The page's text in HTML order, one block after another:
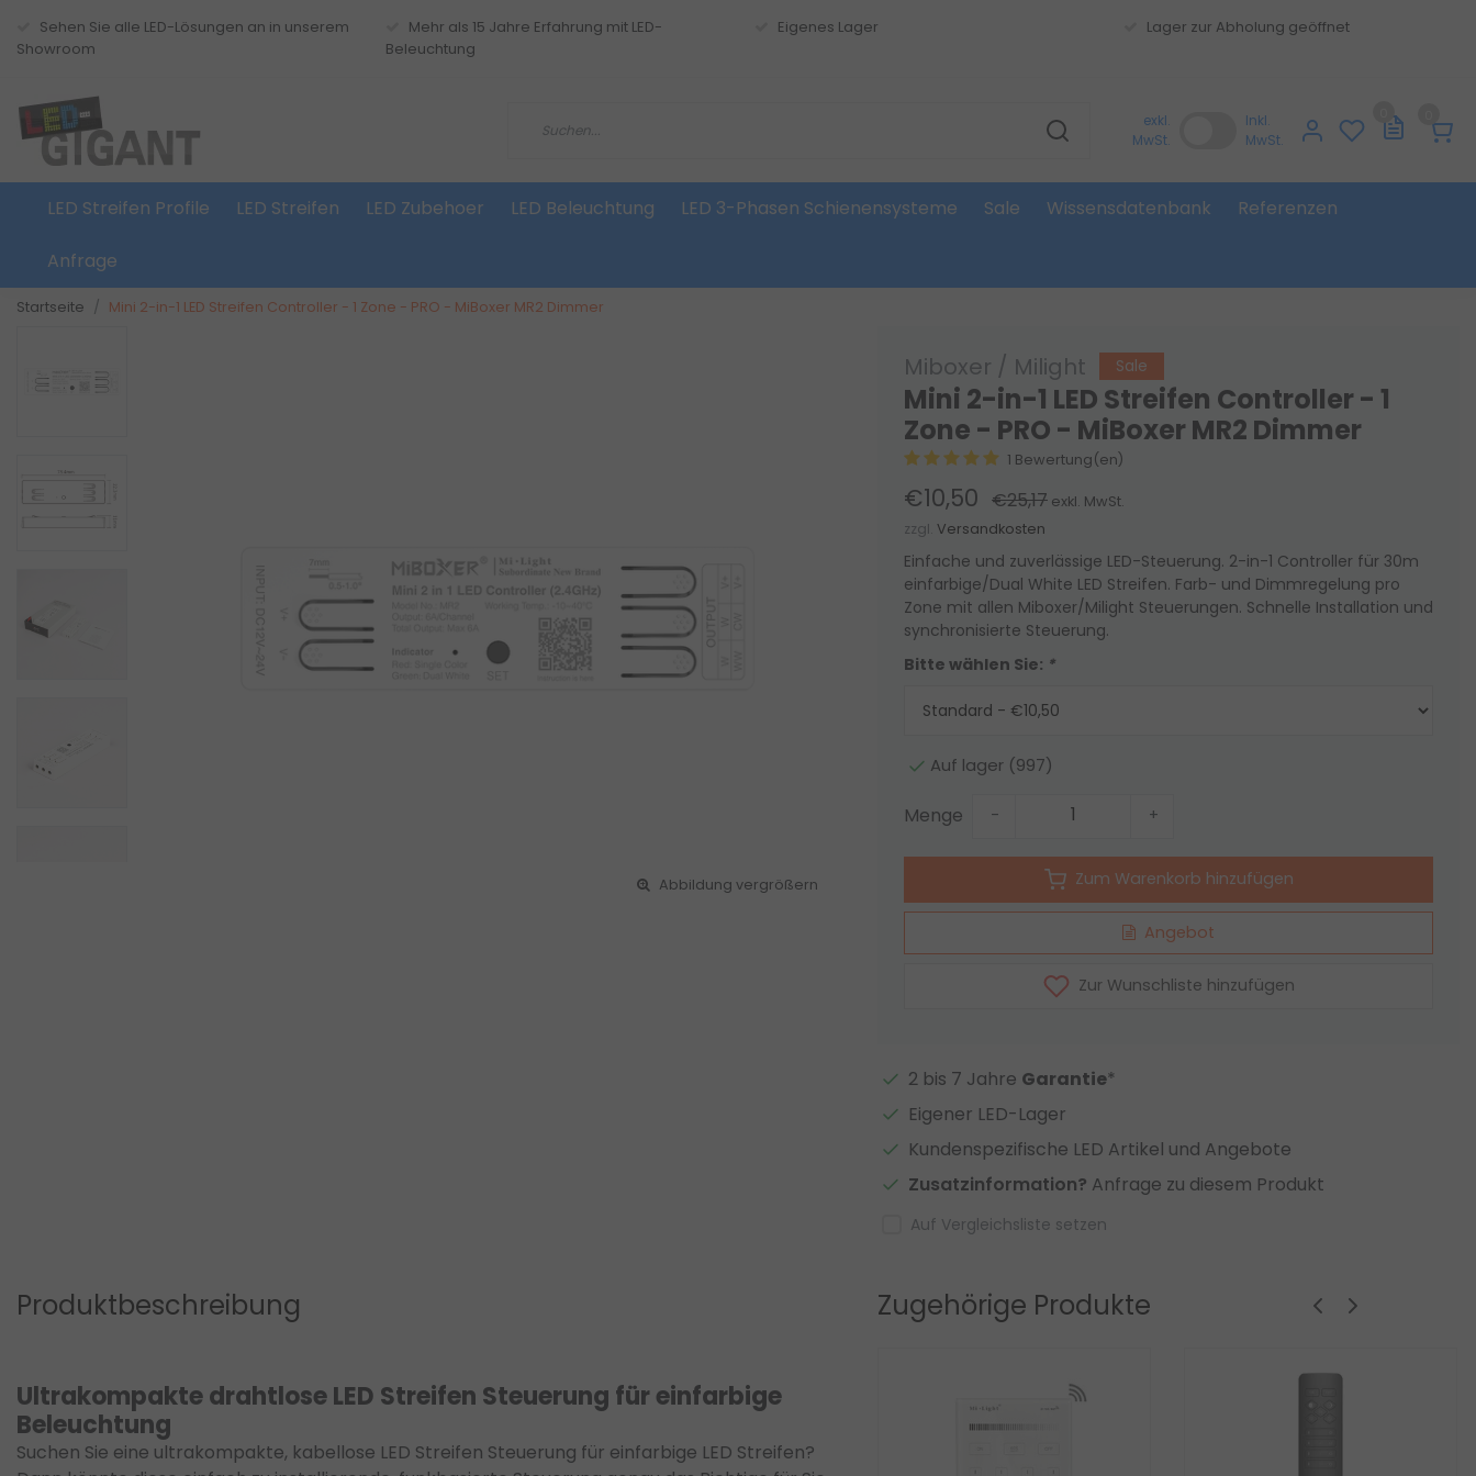
Sehen Sie alle LED-Lösungen an in unserem
Showroom
Mehr als 15 Jahre Erfahrung mit LED-
Beleuchtung
Eigenes Lager Lager zur Abholung geöffnet
exkl.
MwSt.
Inkl.
MwSt.
LED Streifen Profile LED Streifen LED Zubehoer LED Beleuchtung LED 3-Phasen Schienensysteme Sale Wissensdatenbank Referenzen
Anfrage
Startseite Mini 2-in-1 LED Streifen Controller - 1 Zone - PRO - MiBoxer MR2 Dimmer
Abbildung vergrößern
Miboxer / Milight Sale
Mini 2-in-1 LED Streifen Controller - 1
Zone - PRO - MiBoxer MR2 Dimmer
1 Bewertung(en)
€10,50 €25,17 exkl. MwSt.
zzgl. Versandkosten
Einfache und zuverlässige LED-Steuerung. 2-in-1 Controller für 30m
einfarbige/Dual White LED Streifen. Farb- und Dimmregelung pro
Zone mit allen Miboxer/Milight Steuerungen. Schnelle Installation und
synchronisierte Steuerung.
Bitte wählen Sie: *
Auf lager (997)
Menge - +
Zum Warenkorb hinzufügen
Angebot
Zur Wunschliste hinzufügen
2 bis 7 Jahre Garantie*
Eigener LED-Lager
Kundenspezifische LED Artikel und Angebote
Zusatzinformation? Anfrage zu diesem Produkt
Auf Vergleichsliste setzen
Produktbeschreibung
Ultrakompakte drahtlose LED Streifen Steuerung für einfarbige
Beleuchtung
Suchen Sie eine ultrakompakte, kabellose LED Streifen Steuerung für einfarbige LED Streifen?
Zugehörige Produkte